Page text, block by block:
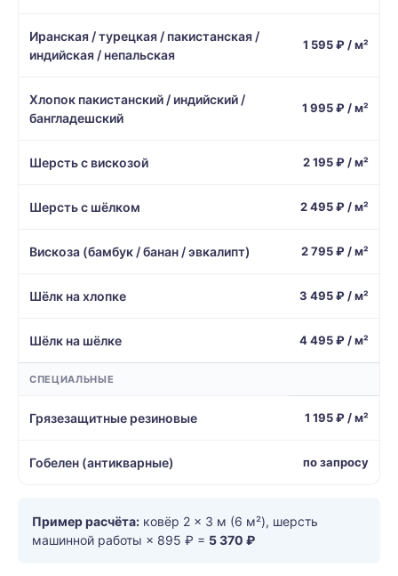
Иранская / турецкая / пакистанская /
индийская / непальская
1 595 ₽ / м²
Хлопок пакистанский / индийский /
бангладешский
1 995 ₽ / м²
Шерсть с вискозой 2 195 ₽ / м²
Шерсть с шёлком 2 495 ₽ / м²
Вискоза (бамбук / банан / эвкалипт) 2 795 ₽ / м²
Шёлк на хлопке 3 495 ₽ / м²
Шёлк на шёлке 4 495 ₽ / м²
СПЕЦИАЛЬНЫЕ
Грязезащитные резиновые 1 195 ₽ / м²
Гобелен (антикварные) по запросу
Пример расчёта: ковёр 2 × 3 м (6 м²), шерсть
машинной работы × 895 ₽ = 5 370 ₽